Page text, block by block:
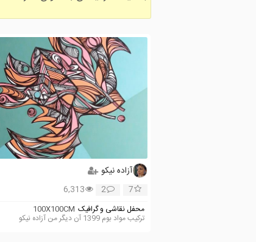
آزاده نیکو
7
2
6,313
محفل نقاشی و گرافیک 100X100CM
ترکیب مواد بوم 1399 آن دیگر من آزاده نیکو